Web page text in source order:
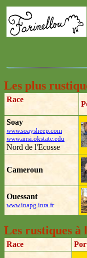
Les plus
Race
Soay
www.soaysheep.com
www.ansi.okstate.edu
Nord de l'Ecosse
Cameroun
Ouessant
www.inapg.inra.fr
Les rustiques à
Race